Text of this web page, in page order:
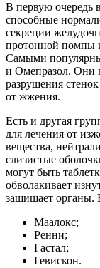
В первую очередь
способные
секреции
протонной помпы
Самыми
и Омепразол. Они
разрушения
от жжения.
Есть и другая
для лечения от
вещества,
слизистые
могут быть
обволакивает
защищает органы.
Маалокс;
Ренни;
Гастал;
Гевискон.